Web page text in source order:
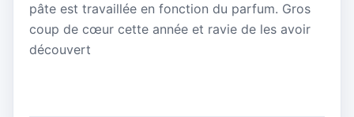
pâte est travaillée en fonction du parfum. Gros
coup de cœur cette année et ravie de les avoir
découvert